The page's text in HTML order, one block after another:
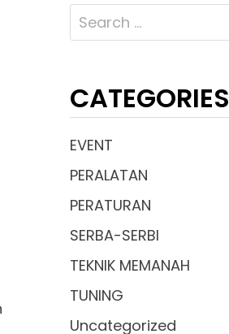
Search
for:
CATEGORIES
EVENT
PERALATAN
PERATURAN
SERBA-SERBI
TEKNIK MEMANAH
TUNING
Uncategorized